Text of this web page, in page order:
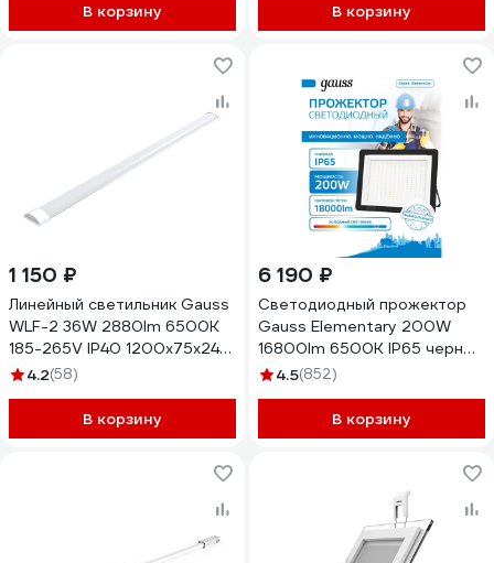
В корзину В корзину
1 150 ₽
Линейный светильник Gauss
WLF-2 36W 2880lm 6500K
185-265V IP40 1200х75х24
сталь LED 844425336
4.2(58)
В корзину
6 190 ₽
Светодиодный прожектор
Gauss Elementary 200W
16800lm 6500К IP65 черный
691511200
4.5(852)
В корзину